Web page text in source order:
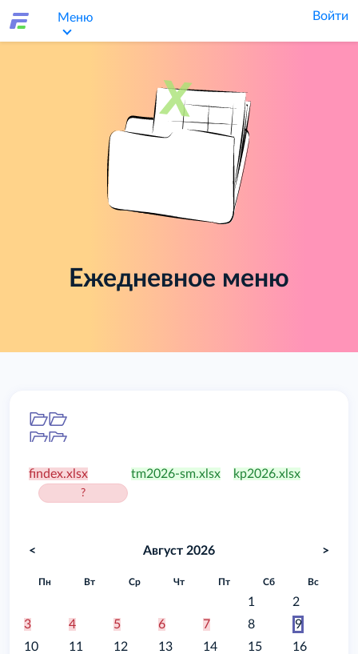
Меню Войти
Ежедневное меню
findex.xlsx
?
tm2026-sm.xlsx kp2026.xlsx
< Август 2026 >
Пн Вт Ср Чт Пт Сб Вс
1
2
3
4 5 6 7 8
9
10
11 12 13 14 15
16